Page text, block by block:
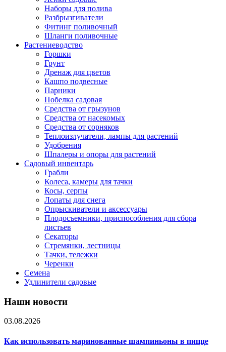
Наборы для полива
Разбрызгиватели
Фитинг поливочный
Шланги поливочные
Растениеводство
Горшки
Грунт
Дренаж для цветов
Кашпо подвесные
Парники
Побелка садовая
Средства от грызунов
Средства от насекомых
Средства от сорняков
Теплоизлучатели, лампы для растений
Удобрения
Шпалеры и опоры для растений
Садовый инвентарь
Грабли
Колеса, камеры для тачки
Косы, серпы
Лопаты для снега
Опрыскиватели и аксессуары
Плодосъемники, приспособления для сбора
листьев
Секаторы
Стремянки, лестницы
Тачки, тележки
Черенки
Семена
Удлинители садовые
Наши новости
03.08.2026
Как использовать маринованные шампиньоны в пицце